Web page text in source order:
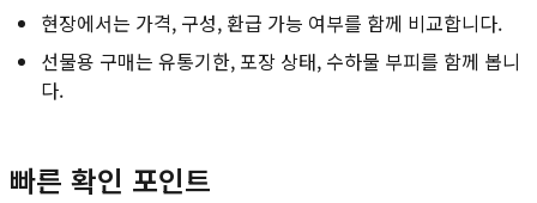
현장에서는 가격, 구성, 환급 가능 여부를 함께 비교합니다.
선물용 구매는 유통기한, 포장 상태, 수하물 부피를 함께 봅니
다.
빠른 확인 포인트